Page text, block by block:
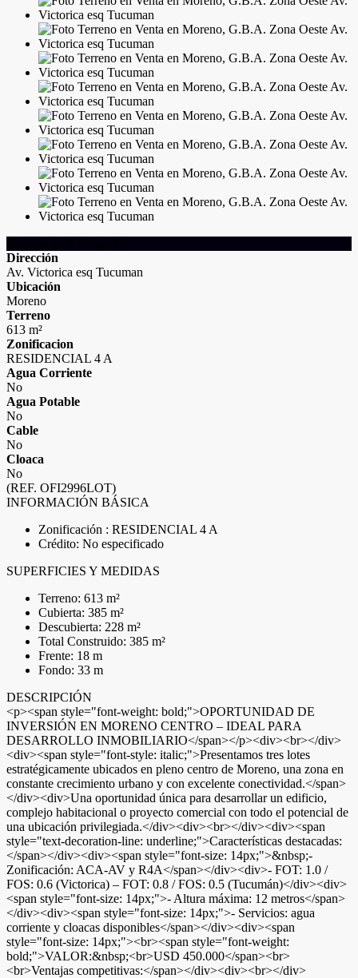
Dirección
Av. Victorica esq Tucuman
Ubicación
Moreno
Terreno
613 m²
Zonificacion
RESIDENCIAL 4 A
Agua Corriente
No
Agua Potable
No
Cable
No
Cloaca
No
(REF. OFI2996LOT)
INFORMACIÓN BÁSICA
Zonificación : RESIDENCIAL 4 A
Crédito: No especificado
SUPERFICIES Y MEDIDAS
Terreno: 613 m²
Cubierta: 385 m²
Descubierta: 228 m²
Total Construido: 385 m²
Frente: 18 m
Fondo: 33 m
DESCRIPCIÓN
<p><span style="font-weight: bold;">OPORTUNIDAD DE
INVERSIÓN EN MORENO CENTRO – IDEAL PARA
DESARROLLO INMOBILIARIO</span></p><div><br></div>
<div><span style="font-style: italic;">Presentamos tres lotes
estratégicamente ubicados en pleno centro de Moreno, una zona en
constante crecimiento urbano y con excelente conectividad.</span>
</div><div>Una oportunidad única para desarrollar un edificio,
complejo habitacional o proyecto comercial con todo el potencial de
una ubicación privilegiada.</div><div><br></div><div><span
style="text-decoration-line: underline;">Características destacadas:
</span></div><div><span style="font-size: 14px;">&nbsp;-
Zonificación: ACA-AV y R4A</span></div><div>- FOT: 1.0 /
FOS: 0.6 (Victorica) – FOT: 0.8 / FOS: 0.5 (Tucumán)</div><div>
<span style="font-size: 14px;">- Altura máxima: 12 metros</span>
</div><div><span style="font-size: 14px;">- Servicios: agua
corriente y cloacas disponibles</span></div><div><span
style="font-size: 14px;"><br><span style="font-weight:
bold;">VALOR:&nbsp;<br>USD 450.000</span><br>
<br>Ventajas competitivas:</span></div><div><br></div>